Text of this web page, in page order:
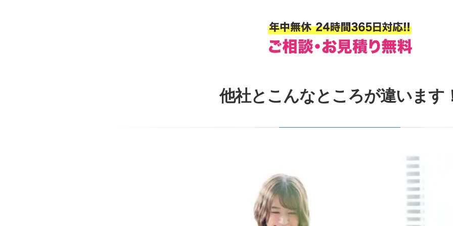
他社とこんなところが違います